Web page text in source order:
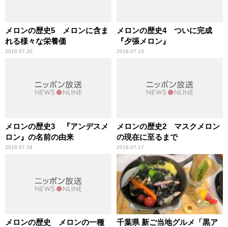
メロンの歴史5 メロンに含ま
れる様々な栄養価
2018.07.20
メロンの歴史4 ついに完成
『夕張メロン』
2018.07.19
メロンの歴史3 『アンデスメ
ロン』の名前の由来
2018.07.18
メロンの歴史2 マスクメロン
の現在に至るまで
2018.07.17
メロンの歴史 メロンの一種
千葉県 新ご当地グルメ「黒ア